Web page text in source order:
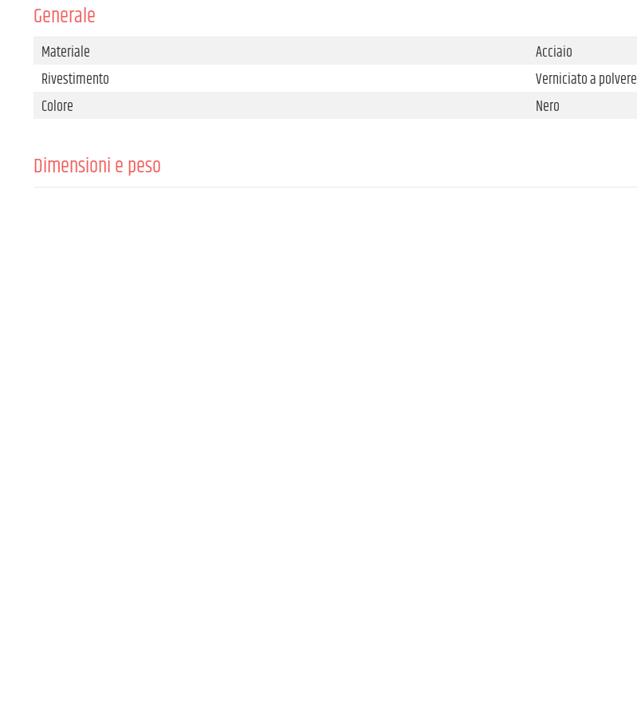
Generale
Materiale
Acciaio
Rivestimento
Verniciato a polvere
Colore
Nero
Dimensioni e peso